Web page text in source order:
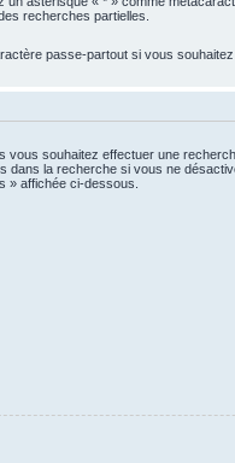
recherches partielles.
passe-partout si vous
vous souhaitez effectuer une
dans la recherche si vous ne
» affichée ci-dessous.